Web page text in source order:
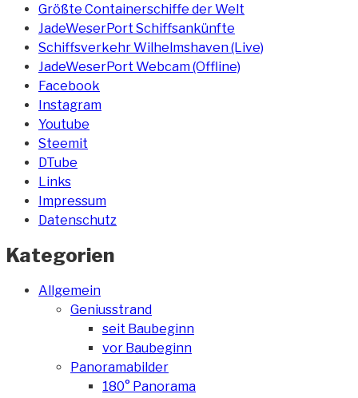
Größte Containerschiffe der Welt
JadeWeserPort Schiffsankünfte
Schiffsverkehr Wilhelmshaven (Live)
JadeWeserPort Webcam (Offline)
Facebook
Instagram
Youtube
Steemit
DTube
Links
Impressum
Datenschutz
Kategorien
Allgemein
Geniusstrand
seit Baubeginn
vor Baubeginn
Panoramabilder
180° Panorama